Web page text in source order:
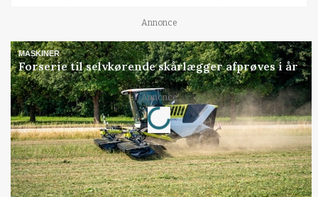
Annonce
MASKINER
Forserie til selvkørende skårlægger afprøves i år
Annonce
Loading...
Jobs